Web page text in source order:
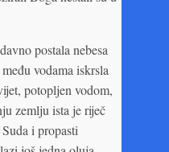
postala nebesa
vodama iskrsla
potopljen vodom,
zemlju ista je riječ
i propasti